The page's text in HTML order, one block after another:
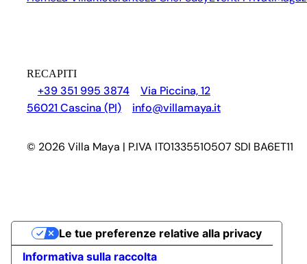
RECAPITI
+39 351 995 3874
Via Piccina, 12
56021 Cascina (PI)
info@villamaya.it
© 2026 Villa Maya | P.IVA IT01335510507 SDI BA6ET11
Informativa sulla raccolta
Le tue preferenze relative alla privacy